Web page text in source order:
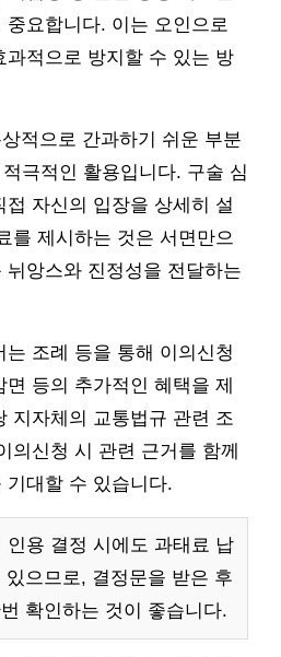
중요합니다. 이는 오인으로
과적으로 방지할 수 있는 방
적으로 간과하기 쉬운 부분
적극적인 활용입니다. 구술 심
자신의 입장을 상세히 설
를 제시하는 것은 서면만으
앙스와 진정성을 전달하는
조례 등을 통해 이의신청
등의 추가적인 혜택을 제
지자체의 교통법규 관련 조
의신청 시 관련 근거를 함께
대할 수 있습니다.
인용 결정 시에도 과태료 납
으므로, 결정문을 받은 후
확인하는 것이 좋습니다.